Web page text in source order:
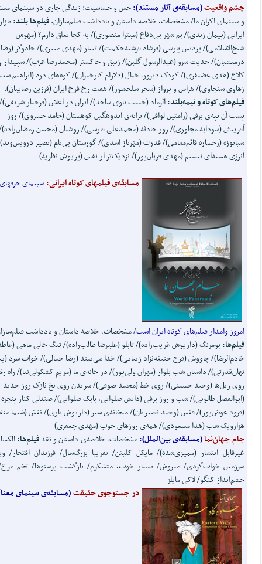
چشم واقعیت(مسابقه‌ی آثار مستند):حس و حساسیت: زندگی جاری در سینمای
و سینمای اکران ما/ مشخصات، خلاصه‌ داستان و یادداشت فیلم‌سازان.فیلم‌ها بلند:
ایرانی (پیمان زندی)/ بم شهر بی‌دفاع (میترا منصوری)/ به کجا تعلق دارم؟ (مهوش
شیخ‌الاسلامی)/ پردیس پارسی (فرشاد فرشته‌حکمت)/ تینار (مهدی منیری)/ جادوگر (رضا
درمیشیان)/ حدیث سرو (عبدالرسول گلبن)/ زنبق و خاکستر (محمدرضا عرب)/ سپیدار
کلاغ (هدی غضنفری)/ کودک دیروز، خیال (دلارام کارخیران)/ کوه‌های درد (ابراهیم
زهاوی سنجاوی)/ هراس و پرواز (سحر سلحشور)/ هفت رخ فرخ ایران (فرزین رضاییان).
فیلم‌های کوتاه و نیمه‌بلند:الرماد (حبیب باوی ساجد)/ ایران در اعلان (فرحناز
پشت آن تپه‌ی برفی (رامتین لوافی)/ ترانه‌ی اندوهگین کوهستان (حامد خسروی)/ روز
آفرینش (سودابه مجاوری)/ روز حادثه (محمدعلی فارسی)/ روشنان (محسن
سیانوزه (رخساره قائم‌مقامی)/ قدرت (مهرناز اسدی)/ گورستان بی‌نام (نصیر
انرژی هسته‌ای نیستم (مهدی قربان‌پور)/ نزدیک‌تر از نفس (پریوش نظریه)
مسابقه‌ی فیلمهای کوتاه ایرانی:سینمای
امروز وامدار فیلم‌های کوتاه ایران است/ مشخصات، خلاصه‌ داستان و یادداشت
فیلم‌ها: بومرنگ (داریوش غریب‌زاده)/ تابلو (علیرضا طالب‌زاده)/ تنگ خالی ماهی
خادم‌الرضا)/ چاووش (فرخ حنیفه‌نژاد زیبایی)/ خدا می‌بیند (رضا جمالی)/ خواب سرد
نهان‌قدرتی)/ داستان شب بلوار (مهران ولی‌پور)/ در خانه‌ی ما (مریم کشکولی‌نیا)/ راه
روی ریل‌ها (وحید حسینی)/ روی خط (محمد صوفی)/ سریدن روی یخ نازک روز جدید
(ابوالفضل طالونی)/ شب و روز برفی (دانش صلواتی، بابک صلواتی)/ صندلی کنار پنجره
(فرود عوض‌پور)/ قفس (وحید نصیریان)/ میخانه‌ی سبز (داریوش یاری)/ نقش (شیما
هزارویک شب (هدا مسعودی)/ همه‌ی روزهای خوب (مهدی جعفری)
جام جهان‌نما(مسابقه‌ی بین‌الملل):مشخصات، خلاصه‌ی داستان و نقدفیلم‌ها:
غیرقابل انتشار (ممیزی‌شده)/ مایکل کلیتن/ تقریبا بزرگ‌سال/ فرزندان افتخار/
سرزمین خواب‌گردی/ میروش/ بسیار خوب، متشکرم/ بازگشت پرستوها/ تخم مرغ/
چشم‌انداز کنگو/ لاکی مایلز
در جستوجوی حقیقت(مسابقه‌ی سینمای